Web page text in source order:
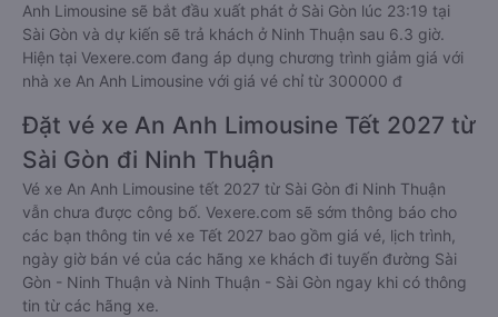
Anh Limousine sẽ bắt đầu xuất phát ở Sài Gòn lúc 23:19 tại
Sài Gòn và dự kiến sẽ trả khách ở Ninh Thuận sau 6.3 giờ.
Hiện tại Vexere.com đang áp dụng chương trình giảm giá với
nhà xe An Anh Limousine với giá vé chỉ từ 300000 đ
Đặt vé xe An Anh Limousine Tết 2027 từ
Sài Gòn đi Ninh Thuận
Vé xe An Anh Limousine tết 2027 từ Sài Gòn đi Ninh Thuận
vẫn chưa được công bố. Vexere.com sẽ sớm thông báo cho
các bạn thông tin vé xe Tết 2027 bao gồm giá vé, lịch trình,
ngày giờ bán vé của các hãng xe khách đi tuyến đường Sài
Gòn - Ninh Thuận và Ninh Thuận - Sài Gòn ngay khi có thông
tin từ các hãng xe.